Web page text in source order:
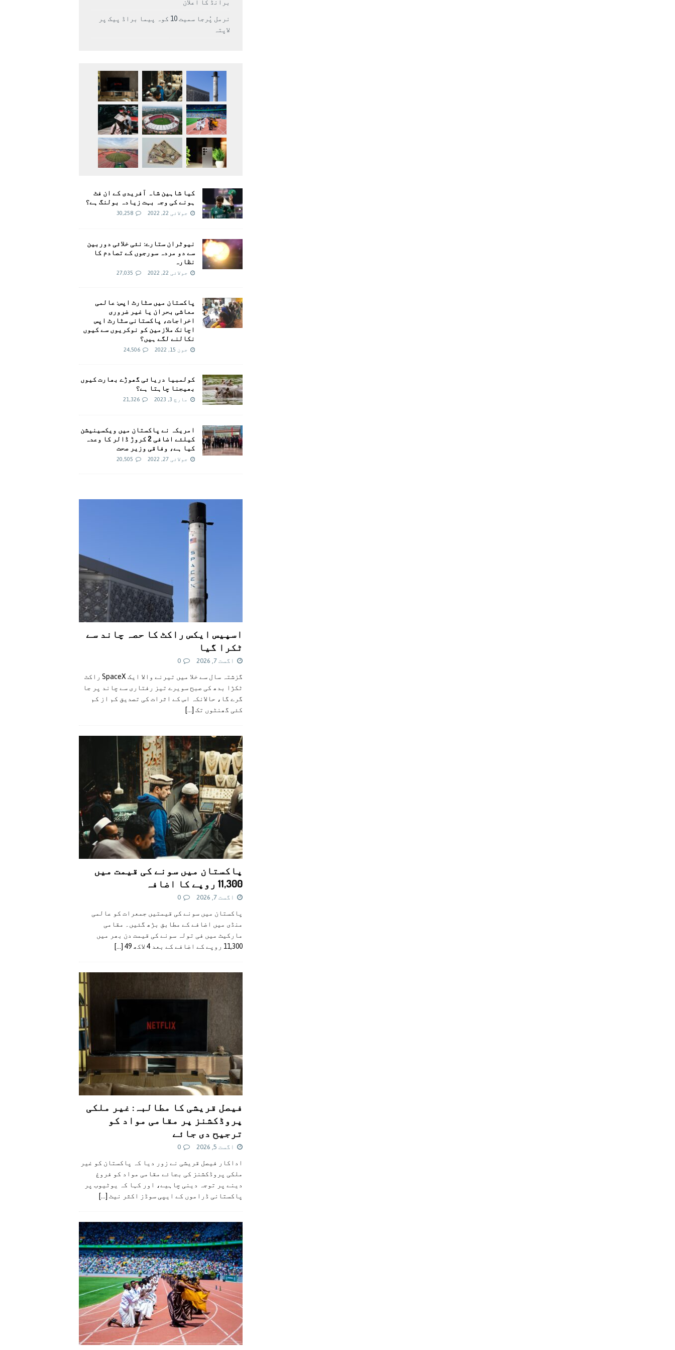
برانڈ کا اعلان
نرمل پُرجا سمیت 10 کوہ پیما براڈ پیک پر
لاپتہ
کیا شاہین شاہ آفریدی کے ان فٹ
ہونے کی وجہ بہت زیادہ بولنگ ہے؟
جولائی 22, 2022 30,258
نیوٹران ستارے: نئی خلائی دوربین
سے دو مردہ سورجوں کے تصادم کا
نظارہ
جولائی 22, 2022 27,035
پاکستان میں سٹارٹ اپس: عالمی
معاشی بحران یا غیر ضروری
اخراجات، پاکستانی سٹارٹ اپس
اچانک ملازمین کو نوکریوں سے کیوں
نکالنے لگے ہیں؟
جون 15, 2022 24,506
کولمبیا دریائی گھوڑے بھارت کیوں
بھیجنا چاہتا ہے؟
مارچ 3, 2023 21,326
امريکہ نے پاکستان میں ویکسینیشن
کیلئے اضافی 2 کروڑ ڈالر کا وعدہ
کیا ہے، وفاقی وزیر صحت
جولائی 27, 2022 20,505
اسپیس ایکس راکٹ کا حصہ چاند سے
ٹکرا گیا
اگست 7, 2026 0
گزشتہ سال سے خلا میں تیرنے والا ایک SpaceX راکٹ
ٹکڑا بدھ کی صبح سویرے تیز رفتاری سے چاند پر جا
گرے گا، حالانکہ اس کے اثرات کی تصدیق کم از کم
کئی گھنٹوں تک [...]
پاکستان میں سونے کی قیمت میں
11,300 روپے کا اضافہ
اگست 7, 2026 0
پاکستان میں سونے کی قیمتیں جمعرات کو عالمی
منڈی میں اضافے کے مطابق بڑھ گئیں۔ مقامی
مارکیٹ میں فی تولہ سونے کی قیمت دن بھر میں
11,300 روپے کے اضافے کے بعد 4 لاکھ 49
[...]
فیصل قریشی کا مطالبہ: غیر ملکی
پروڈکشنز پر مقامی مواد کو
ترجیح دی جائے
اگست 5, 2026 0
اداکار فیصل قریشی نے زور دیا کہ پاکستان کو غیر
ملکی پروڈکشنز کی بجائے مقامی مواد کو فروغ
دینے پر توجہ دینی چاہیے، اور کہا کہ یوٹیوب پر
پاکستانی ڈراموں کے ایپی سوڈز اکثر نیٹ [...]